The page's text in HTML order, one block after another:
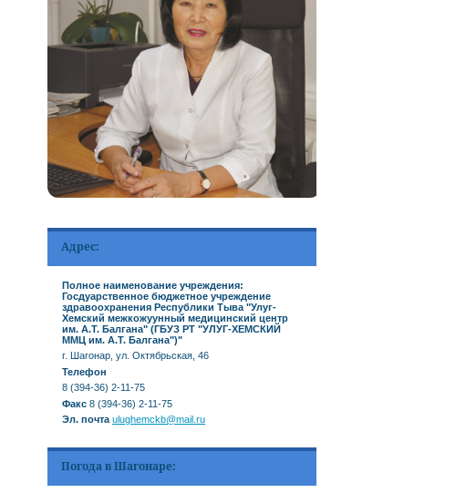
Адрес:
Полное наименование учреждения:
Госдуарственное бюджетное учреждение
здравоохранения Республики Тыва "Улуг-
Хемский межкожуунный медицинский центр
им. А.Т. Балгана" (ГБУЗ РТ "УЛУГ-ХЕМСКИЙ
ММЦ им. А.Т. Балгана")"
г. Шагонар, ул. Октябрьская, 46
Телефон
8 (394-36) 2-11-75
Факс 8 (394-36) 2-11-75
Эл. почта ulughemckb@mail.ru
Погода в Шагонаре: